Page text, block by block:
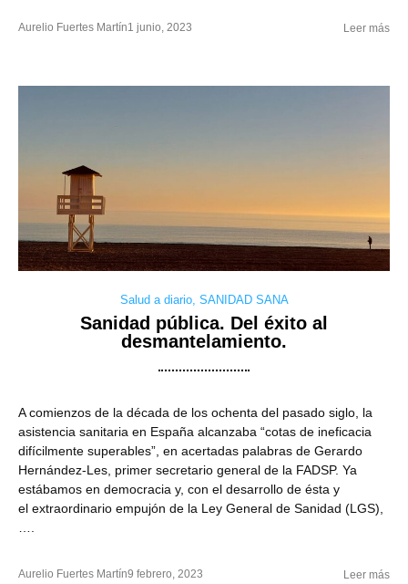
Aurelio Fuertes Martín1 junio, 2023 Leer más
Salud a diario, SANIDAD SANA
Sanidad pública. Del éxito al
desmantelamiento.
A comienzos de la década de los ochenta del pasado siglo, la
asistencia sanitaria en España alcanzaba “cotas de ineficacia
difícilmente superables”, en acertadas palabras de Gerardo
Hernández-Les, primer secretario general de la FADSP. Ya
estábamos en democracia y, con el desarrollo de ésta y
el extraordinario empujón de la Ley General de Sanidad (LGS),
Aurelio Fuertes Martín9 febrero, 2023 Leer más